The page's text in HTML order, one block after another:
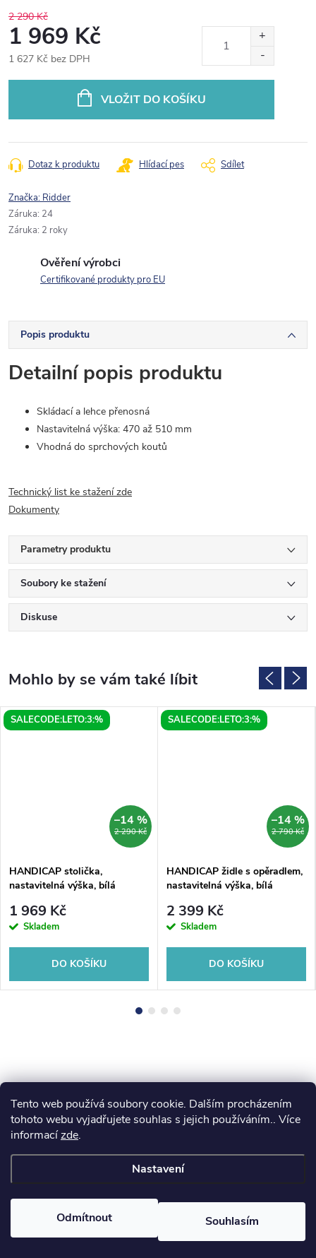
Tento web používá soubory cookie. Dalším procházením
tohoto webu vyjadřujete souhlas s jejich používáním.. Více
informacízde.
Nastavení
Odmítnout Souhlasím
2 290 Kč
1 969 Kč
1 627 Kč bez DPH
VLOŽIT DO KOŠÍKU
Dotaz k produktu Hlídací pes Sdílet
Značka: Ridder
Záruka: 24
Záruka: 2 roky
Ověření výrobci
Certifikované produkty pro EU
Popis produktu
Detailní popis produktu
Skládací a lehce přenosná
Nastavitelná výška: 470 až 510 mm
Vhodná do sprchových koutů
Technický list ke stažení zde
Dokumenty
Parametry produktu
Soubory ke stažení
Diskuse
SALECODE:LETO:3:%
2 290 Kč
–14 %
HANDICAP stolička,
nastavitelná výška, bílá
1 969 Kč
Skladem
DO KOŠÍKU
SALECODE:LETO:3:%
2 790 Kč
–14 %
HANDICAP židle s opěradlem,
nastavitelná výška, bílá
2 399 Kč
Skladem
DO KOŠÍKU
Z
á
p
a
koupelny-sanita.cz kupelne-online.sk
eshopsanita.cz. Všechna práva vyhrazena.